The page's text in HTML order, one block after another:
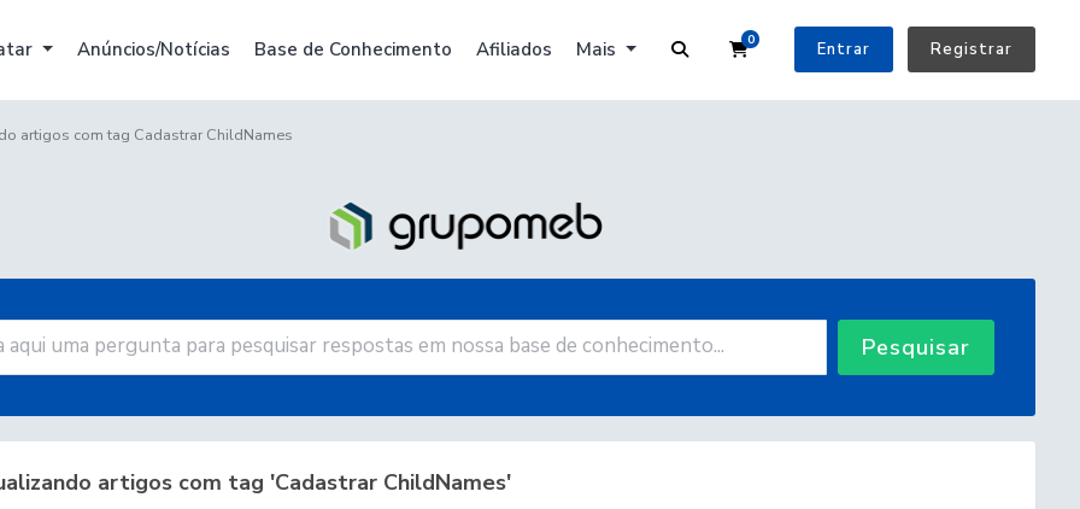
Anúncios/Notícias Base de Conhecimento Afiliados Mais 0Carrinho de Compras
Entrar Registrar
artigos com tag Cadastrar ChildNames
Pesquisar
artigos com tag 'Cadastrar ChildNames'